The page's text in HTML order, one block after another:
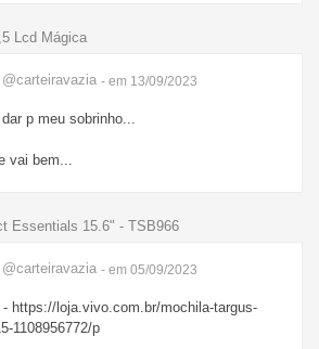
Lcd Mágica
@carteiravazia - em 13/09/2023
p meu sobrinho...
vai bem...
Essentials 15.6" - TSB966
@carteiravazia - em 05/09/2023
https://loja.vivo.com.br/mochila-targus-
1108956772/p